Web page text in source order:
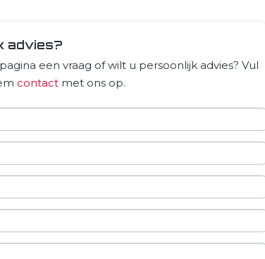
advies?
een vraag of wilt u persoonlijk advies? Vul
contact met ons op.